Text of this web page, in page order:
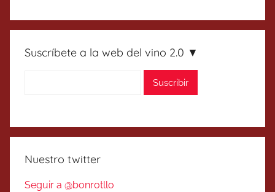
Suscríbete a la web del vino 2.0 ▼
Nuestro twitter
Seguir a @bonrotllo